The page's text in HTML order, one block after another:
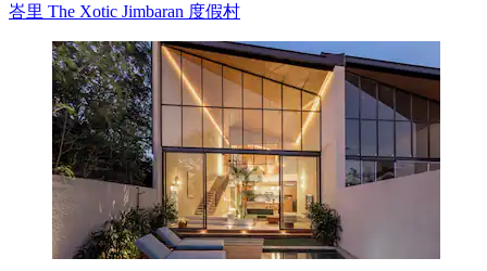
峇里 The Xotic Jimbaran 度假村